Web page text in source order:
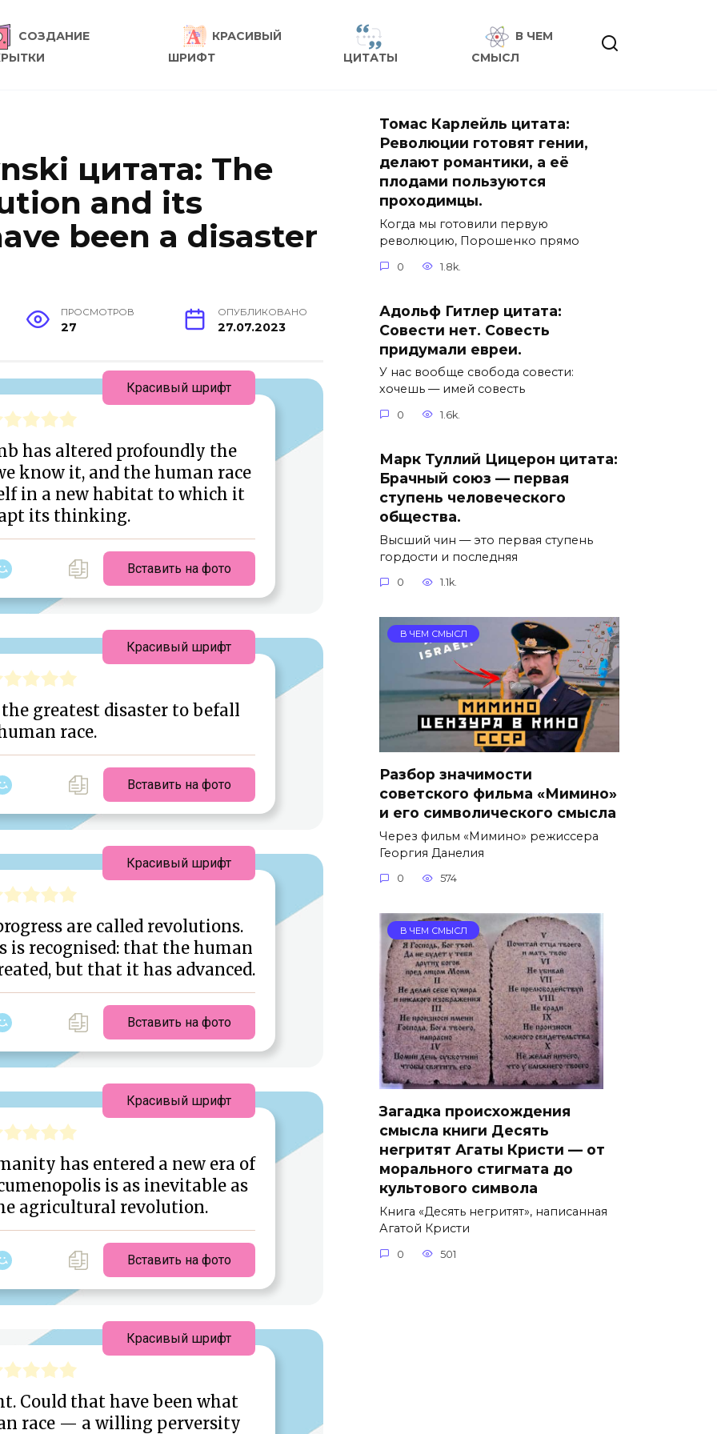
СОЗДАНИЕ
КРАСИВЫЙ
ШРИФТ
ЦИТАТЫ
В ЧЕМ
СМЫСЛ
цитата: The
and its
been a disaster
ПРОСМОТРОВ
27
ОПУБЛИКОВАНО
27.07.2023
has altered profoundly the
know it, and the human race
in a new habitat to which it
its thinking.
Вставить на фото
Красивый шрифт
greatest disaster to befall
race.
Вставить на фото
Красивый шрифт
are called revolutions.
is recognised: that the human
but that it has advanced.
Вставить на фото
Красивый шрифт
has entered a new era of
is as inevitable as
agricultural revolution.
Вставить на фото
Красивый шрифт
Could that have been what
race — a willing perversity
Красивый шрифт
Томас Карлейль цитата:
Революции готовят гении,
делают романтики, а её
плодами пользуются
проходимцы.
Когда мы готовили первую
революцию, Порошенко прямо
0 1.8k.
Адольф Гитлер цитата:
Совести нет. Совесть
придумали евреи.
У нас вообще свобода совести:
хочешь — имей совесть
0 1.6k.
Марк Туллий Цицерон цитата:
Брачный союз — первая
ступень человеческого
общества.
Высший чин — это первая ступень
гордости и последняя
0 1.1k.
В ЧЕМ СМЫСЛ
Разбор значимости
советского фильма «Мимино»
и его символического смысла
Через фильм «Мимино» режиссера
Георгия Данелия
0 574
В ЧЕМ СМЫСЛ
Загадка происхождения
смысла книги Десять
негритят Агаты Кристи — от
морального стигмата до
культового символа
Книга «Десять негритят», написанная
Агатой Кристи
0 501